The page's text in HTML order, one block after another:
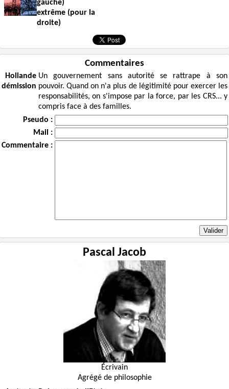
gauche)
extrême (pour la
droite)
Commentaires
Hollande
démission
Un gouvernement sans autorité se rattrape à son
pouvoir. Quand on n'a plus de légitimité pour exercer les
responsabilités, on s'impose par la force, par les CRS... y
compris face à des familles.
Pseudo :
Mail :
Commentaire :
Pascal Jacob
Écrivain
Agrégé de philosophie